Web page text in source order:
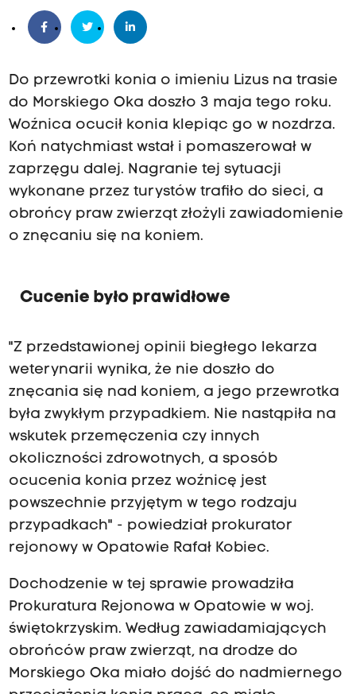
Do przewrotki konia o imieniu Lizus na trasie
do Morskiego Oka doszło 3 maja tego roku.
Woźnica ocucił konia klepiąc go w nozdrza.
Koń natychmiast wstał i pomaszerował w
zaprzęgu dalej. Nagranie tej sytuacji
wykonane przez turystów trafiło do sieci, a
obrońcy praw zwierząt złożyli zawiadomienie
o znęcaniu się na koniem.
Cucenie było prawidłowe
"Z przedstawionej opinii biegłego lekarza
weterynarii wynika, że nie doszło do
znęcania się nad koniem, a jego przewrotka
była zwykłym przypadkiem. Nie nastąpiła na
wskutek przemęczenia czy innych
okoliczności zdrowotnych, a sposób
ocucenia konia przez woźnicę jest
powszechnie przyjętym w tego rodzaju
przypadkach" - powiedział prokurator
rejonowy w Opatowie Rafał Kobiec.
Dochodzenie w tej sprawie prowadziła
Prokuratura Rejonowa w Opatowie w woj.
świętokrzyskim. Według zawiadamiających
obrońców praw zwierząt, na drodze do
Morskiego Oka miało dojść do nadmiernego